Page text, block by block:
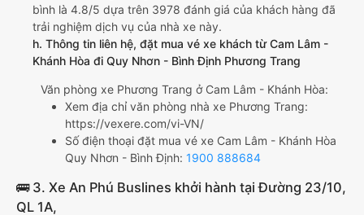
bình là 4.8/5 dựa trên 3978 đánh giá của khách hàng đã
trải nghiệm dịch vụ của nhà xe này.
h. Thông tin liên hệ, đặt mua vé xe khách từ Cam Lâm -
Khánh Hòa đi Quy Nhơn - Bình Định Phương Trang
Văn phòng xe Phương Trang ở Cam Lâm - Khánh Hòa:
Xem địa chỉ văn phòng nhà xe Phương Trang:
https://vexere.com/vi-VN/
Số điện thoại đặt mua vé xe Cam Lâm - Khánh Hòa
Quy Nhơn - Bình Định: 1900 888684
🚌 3. Xe An Phú Buslines khởi hành tại Đường 23/10,
QL 1A,